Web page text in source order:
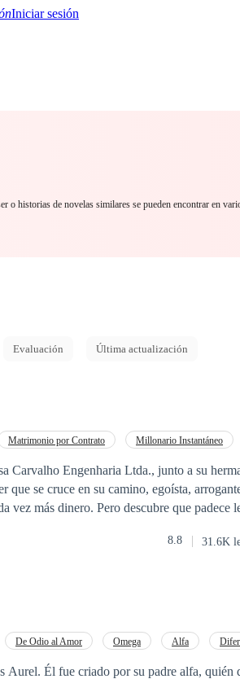
Iniciar sesión
o historias de novelas similares se pueden encontrar en
Evaluación Última actualización
Matrimonio por Contrato Millonario Instantáneo
Carvalho Engenharia Ltda., junto a su
que se cruce en su camino, egoísta,
vez más dinero. Pero descubre que padece
tiene que buscar a contrarreloj a la
considera un loco, le da una cachetada y
lo que Vitor no esperaba es empezar a
8.8 31.6K
De Odio al Amor Omega Alfa
Aurel. Él fue criado por su padre alfa, quién